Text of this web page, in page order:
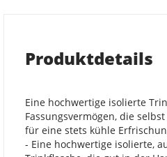
Produktdetails
Eine hochwertige isolierte
Fassungsvermögen, die
für eine stets kühle
- Eine hochwertige isolierte,